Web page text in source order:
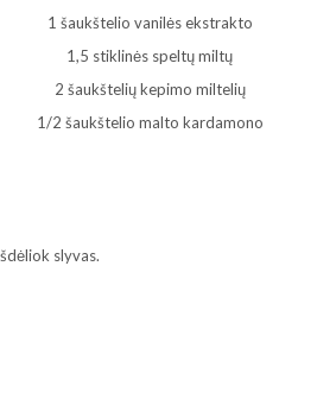
1 šaukštelio vanilės ekstrakto
1,5 stiklinės speltų miltų
2 šaukštelių kepimo miltelių
1/2 šaukštelio malto kardamono
slyvas.